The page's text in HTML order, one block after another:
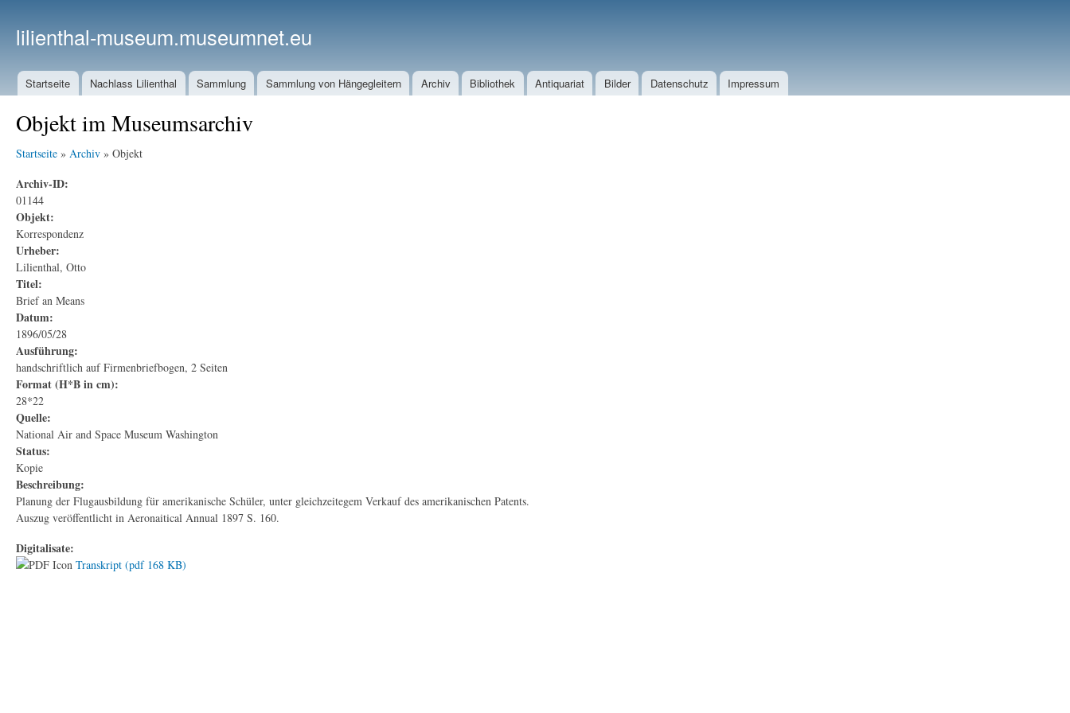
lilienthal-museum.museumnet.eu
Startseite Nachlass Lilienthal Sammlung Sammlung von Hängegleitern Archiv Bibliothek Antiquariat Bilder Datenschutz Impressum
Objekt im Museumsarchiv
Startseite » Archiv » Objekt
Archiv-ID:
01144
Objekt:
Korrespondenz
Urheber:
Lilienthal, Otto
Titel:
Brief an Means
Datum:
1896/05/28
Ausführung:
handschriftlich auf Firmenbriefbogen, 2 Seiten
Format (H*B in cm):
28*22
Quelle:
National Air and Space Museum Washington
Status:
Kopie
Beschreibung:
Planung der Flugausbildung für amerikanische Schüler, unter gleichzeitegem Verkauf des amerikanischen Patents.
Auszug veröffentlicht in Aeronaitical Annual 1897 S. 160.
Digitalisate:
Transkript (pdf 168 KB)